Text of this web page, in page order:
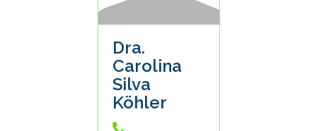
Dra.
Carolina
Silva
Köhler